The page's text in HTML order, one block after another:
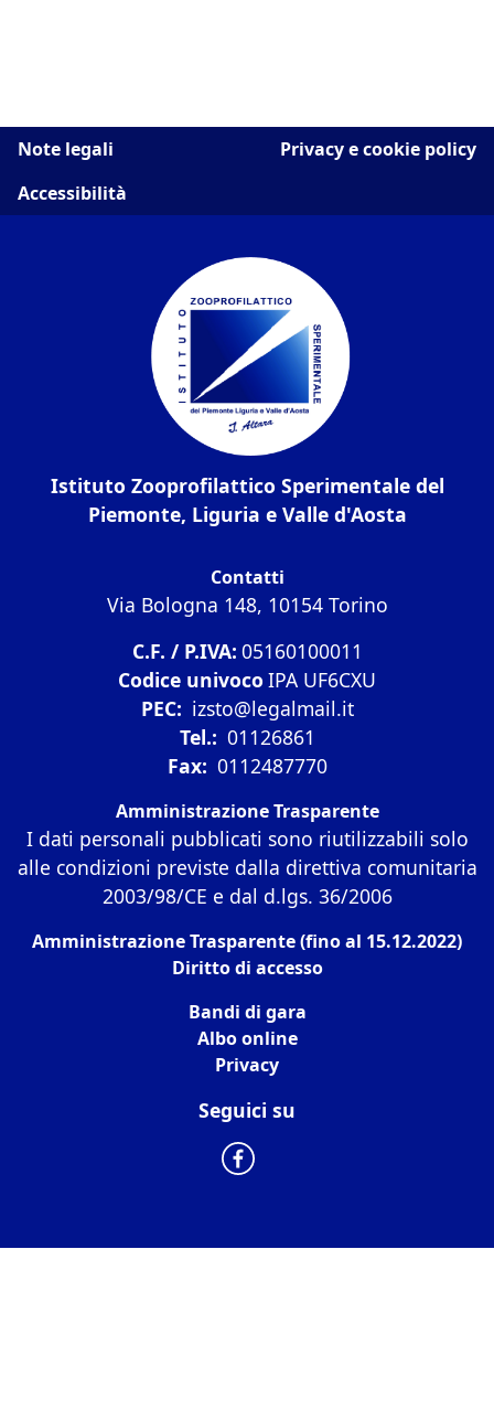
Note legali
Privacy e cookie policy
Accessibilità
Istituto Zooprofilattico Sperimentale del
Piemonte, Liguria e Valle d'Aosta
Contatti
Via Bologna 148, 10154 Torino
C.F. / P.IVA: 05160100011
Codice univoco IPA UF6CXU
PEC: izsto@legalmail.it
Tel.: 01126861
Fax: 0112487770
Amministrazione Trasparente
I dati personali pubblicati sono riutilizzabili solo
alle condizioni previste dalla direttiva comunitaria
2003/98/CE e dal d.lgs. 36/2006
Amministrazione Trasparente (fino al 15.12.2022)
Diritto di accesso
Bandi di gara
Albo online
Privacy
Seguici su